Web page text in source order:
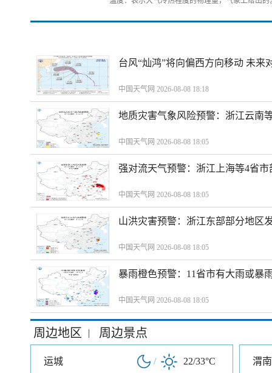
台风“灿鸿”将向偏西方向移动 未来
中国天气网 2026-08-08 18:18
地质灾害气象风险预警：浙江云南
中国天气网 2026-08-08 18:05
强对流天气预警：浙江上海等4省
中国天气网 2026-08-08 18:05
山洪灾害预警：浙江东部部分地区
中国天气网 2026-08-08 18:05
暴雨橙色预警：11省市有大雨或暴
中国天气网 2026-08-08 18:05
周边地区 | 周边景点
运城 / 22/33°C 渭南